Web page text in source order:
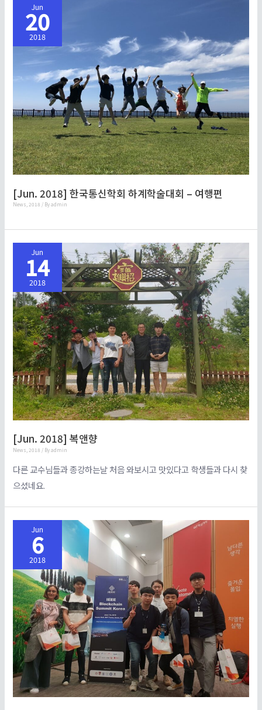
Jun
20
2018
[Jun. 2018] 한국통신학회 하계학술대회 – 여행편
News 2018 / Byadmin
Jun
14
2018
[Jun. 2018] 복앤향
News 2018 / Byadmin
다른 교수님들과 종강하는날 처음 와보시고 맛있다고 학생들과 다시 찾
으셨네요.
Jun
6
2018